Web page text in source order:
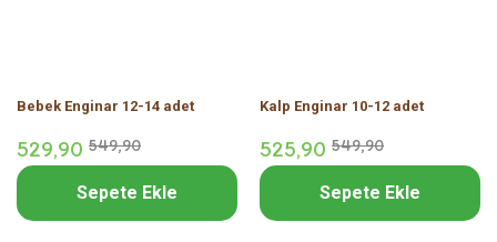
Bebek Enginar 12-14 adet
529,90 549,90
Sepete Ekle
Kalp Enginar 10-12 adet
525,90 549,90
Sepete Ekle